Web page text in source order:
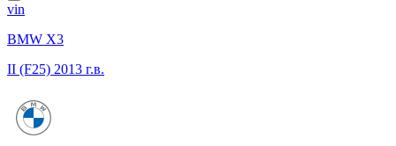
vin
BMW X3
II (F25) 2013 г.в.